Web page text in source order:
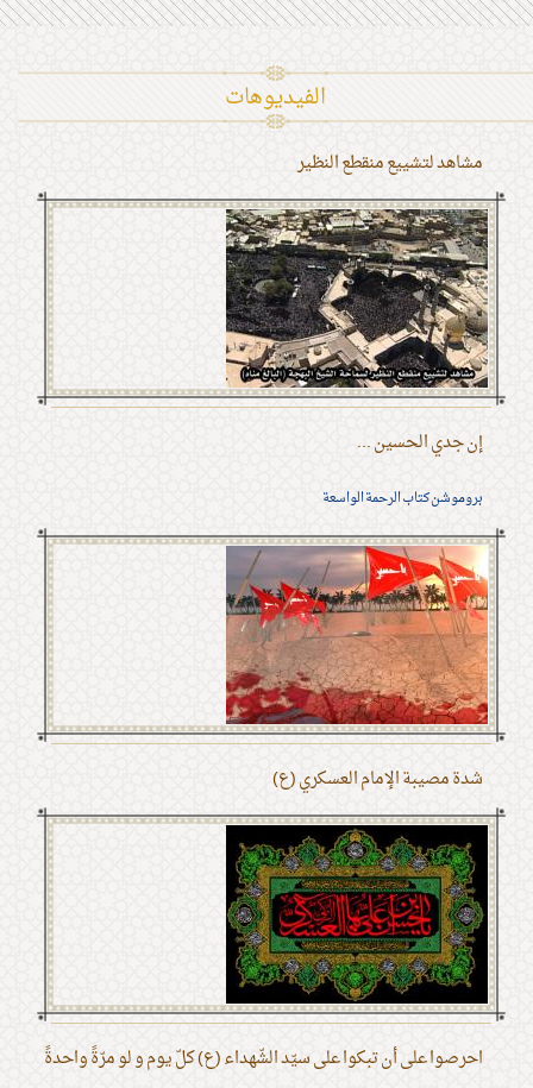
الفیدیوهات
مشاهد لتشييع منقطع النظير
إن جدي الحسين ...
بروموشن كتاب الرحمة الواسعة
شدة مصيبة الإمام العسكري (ع)
احرصوا على أن تبكوا على سيّد الشّهداء (ع) كلّ يوم و لو مرّةً واحدةً